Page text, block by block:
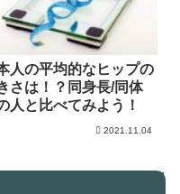
人の平均的なヒップの
さは！？同身長/同体
人と比べてみよう！
2021.11.04